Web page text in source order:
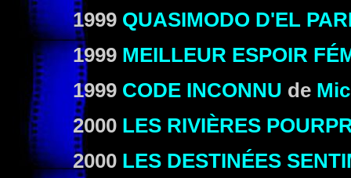
1999 QUASIMODO D'EL
1999 MEILLEUR ESPOIR
1999 CODE INCONNU de
2000 LES RIVIÈRES
2000 LES DESTINÉES